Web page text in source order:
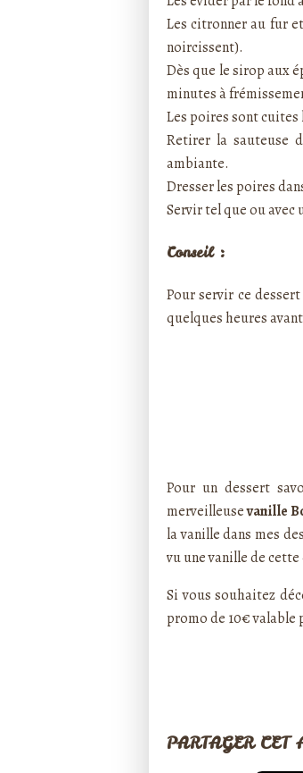
Les citronner au fur
noircissent).
Dès que le sirop aux
minutes à
Les poires sont cuites
Retirer la sauteuse
ambiante.
Dresser les poires
Servir tel que ou avec
Conseil :
Pour servir ce
quelques heures
Pour un dessert
merveilleusevanille
la vanille dans mes
vu une vanille de
Si vous souhaitez
promo de 10€ valable
PARTAGER CET